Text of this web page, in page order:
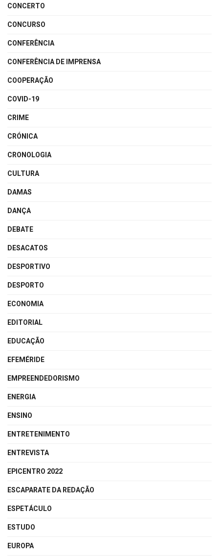
CONCERTO
CONCURSO
CONFERÊNCIA
CONFERÊNCIA DE IMPRENSA
COOPERAÇÃO
COVID-19
CRIME
CRÓNICA
CRONOLOGIA
CULTURA
DAMAS
DANÇA
DEBATE
DESACATOS
DESPORTIVO
DESPORTO
ECONOMIA
EDITORIAL
EDUCAÇÃO
EFEMÉRIDE
EMPREENDEDORISMO
ENERGIA
ENSINO
ENTRETENIMENTO
ENTREVISTA
EPICENTRO 2022
ESCAPARATE DA REDAÇÃO
ESPETÁCULO
ESTUDO
EUROPA